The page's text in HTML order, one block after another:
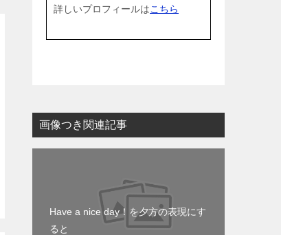
詳しいプロフィールはこちら
画像つき関連記事
Have a nice day！を夕方の表現にす
ると